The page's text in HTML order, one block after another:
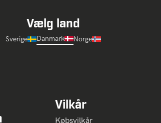
Vælg land
Sverige Danmark Norge
Vilkår
Købsvilkår